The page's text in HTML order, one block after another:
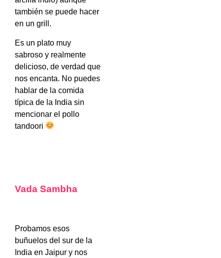
también se puede hacer
en un grill.
Es un plato muy
sabroso y realmente
delicioso, de verdad que
nos encanta. No puedes
hablar de la comida
típica de la India sin
mencionar el pollo
tandoori
Vada Sambha
Probamos esos
buñuelos del sur de la
India en Jaipur y nos